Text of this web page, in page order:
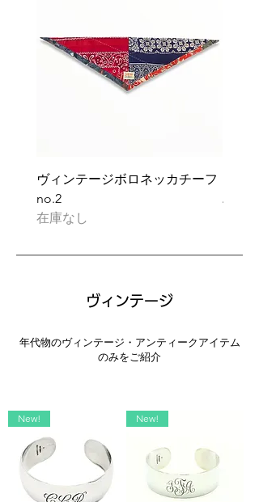
ヴィンテージボロネッカチーフ
no.2
在庫なし
バー
ヴィンテージ
年代物のヴィンテージ・アンティークアイテム
のみをご紹介
New! New!